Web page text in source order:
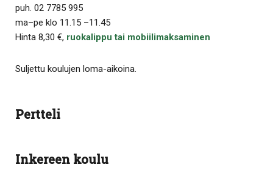
puh. 02 7785 995
ma–pe klo 11.15 –11.45
Hinta 8,30 €, ruokalippu tai mobiilimaksaminen
Suljettu koulujen loma-aikoina.
Pertteli
Inkereen koulu